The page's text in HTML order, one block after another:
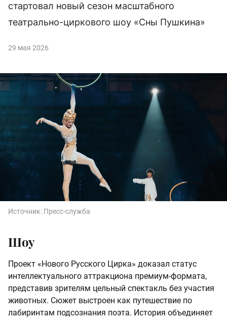
стартовал новый сезон масштабного
театрально-циркового шоу «Сны Пушкина»
29 мая 2026
Источник: Пресс-служба
Шоу
Проект «Нового Русского Цирка» доказал статус
интеллектуального аттракциона премиум-формата,
представив зрителям цельный спектакль без участия
животных. Сюжет выстроен как путешествие по
лабиринтам подсознания поэта. История объединяет